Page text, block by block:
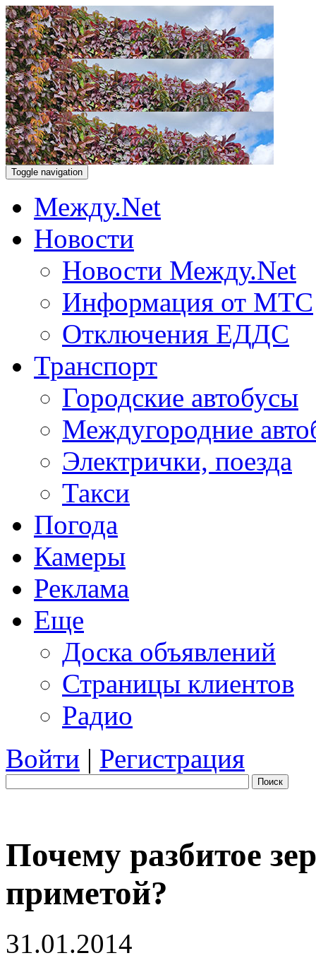
Toggle navigation
Между.Net
Новости
Новости Между.Net
Информация от МТС
Отключения ЕДДС
Транспорт
Городские автобусы
Междугородние
Электрички, поезда
Такси
Погода
Камеры
Реклама
Еще
Доска объявлений
Страницы клиентов
Радио
Войти | Регистрация
Поиск
Почему разбитое
приметой?
31.01.2014